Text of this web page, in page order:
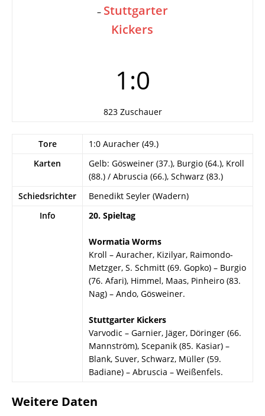
– Stuttgarter
Kickers
1:0
823 Zuschauer
Tore
1:0 Auracher (49.)
Karten
Gelb: Gösweiner (37.), Burgio (64.), Kroll
(88.) / Abruscia (66.), Schwarz (83.)
Schiedsrichter
Benedikt Seyler (Wadern)
Info
20. Spieltag
Wormatia Worms
Kroll – Auracher, Kizilyar, Raimondo-
Metzger, S. Schmitt (69. Gopko) – Burgio
(76. Afari), Himmel, Maas, Pinheiro (83.
Nag) – Ando, Gösweiner.
Stuttgarter Kickers
Varvodic – Garnier, Jäger, Döringer (66.
Mannström), Scepanik (85. Kasiar) –
Blank, Suver, Schwarz, Müller (59.
Badiane) – Abruscia – Weißenfels.
Weitere Daten